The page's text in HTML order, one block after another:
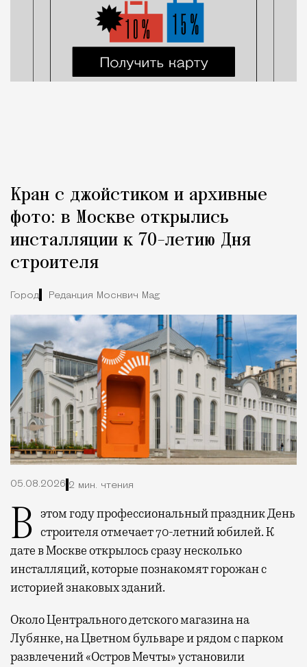
Кран с джойстиком и архивные
фото: в Москве открылись
инсталляции к 70-летию Дня
строителя
Город Редакция Москвич Mag
05.08.2026 2 мин. чтения
В этом году профессиональный праздник День строителя отмечает 70-летний юбилей. К
дате в Москве открылось сразу несколько
инсталляций, которые познакомят горожан с
историей знаковых зданий.
Около Центрального детского магазина на
Лубянке, на Цветном бульваре и рядом с парком
развлечений «Остров Мечты» установили